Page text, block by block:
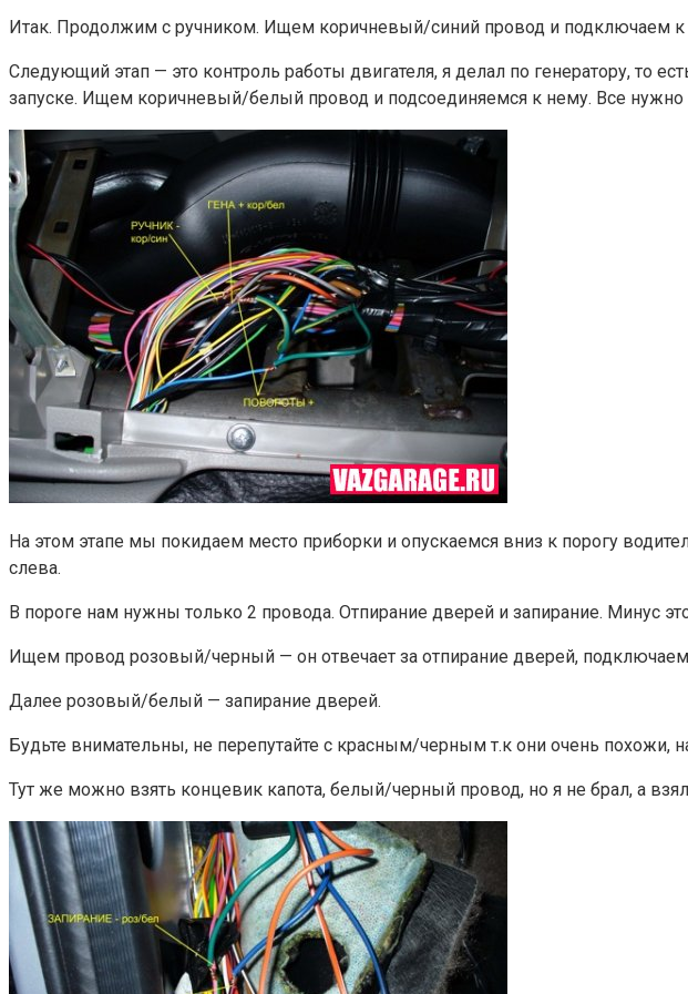
Итак. Продолжим с ручником. Ищем коричневый/синий провод и подключаем к
Следующий этап — это контроль работы двигателя, я делал по генератору, то
запуске. Ищем коричневый/белый провод и подсоединяемся к нему. Все нужно
На этом этапе мы покидаем место приборки и опускаемся вниз к порогу
слева.
В пороге нам нужны только 2 провода. Отпирание дверей и запирание. Минус
Ищем провод розовый/черный — он отвечает за отпирание дверей,
Далее розовый/белый — запирание дверей.
Будьте внимательны, не перепутайте с красным/черным т.к они очень похожи,
Тут же можно взять концевик капота, белый/черный провод, но я не брал, а